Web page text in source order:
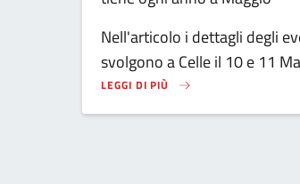
Nell'articolo i dettagli degli
svolgono a Celle il 10 e 11
LEGGI DI PIÙ
SU LOREM IPSUM DOLOR SIT AMET,